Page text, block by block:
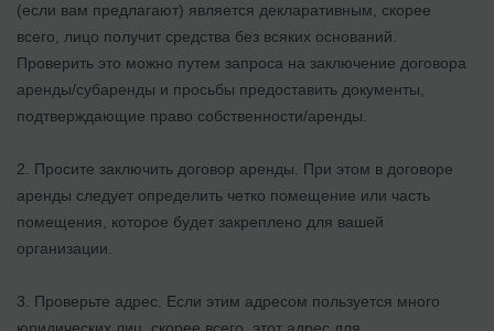
(если вам предлагают) является декларативным, скорее
всего, лицо получит средства без всяких оснований.
Проверить это можно путем запроса на заключение договора
аренды/субаренды и просьбы предоставить документы,
подтверждающие право собственности/аренды.
2. Просите заключить договор аренды. При этом в договоре
аренды следует определить четко помещение или часть
помещения, которое будет закреплено для вашей
организации.
3. Проверьте адрес. Если этим адресом пользуется много
юридических лиц, скорее всего, этот адрес для